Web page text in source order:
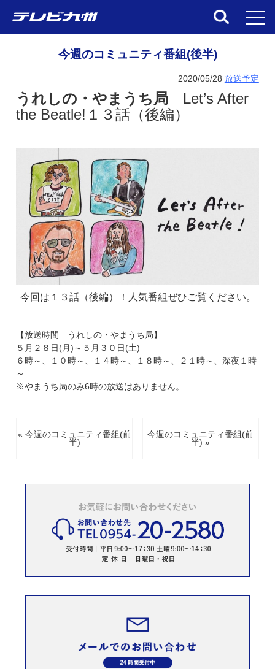
今週のコミュニティ番組(後半)
2020/05/28 放送予定
うれしの・やまうち局 Let’s After
the Beatle!１３話（後編）
今回は１３話（後編）！人気番組ぜひご覧ください。
【放送時間 うれしの・やまうち局】
５月２８日(月)～５月３０日(土)
６時～、１０時～、１４時～、１８時～、２１時～、深夜１時
～
※やまうち局のみ6時の放送はありません。
« 今週のコミュニティ番組(前
半)
今週のコミュニティ番組(前
半) »